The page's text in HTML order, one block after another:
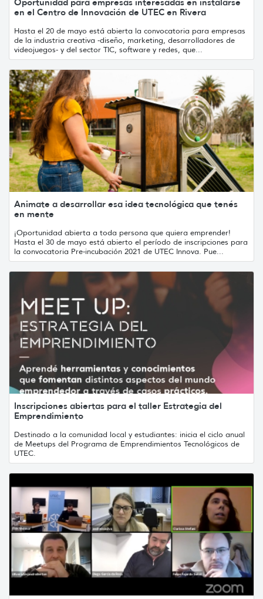
en el Centro de Innovación de UTEC en Rivera
Hasta el 20 de mayo está abierta la convocatoria para empresas
de la industria creativa -diseño, marketing, desarrolladores de
videojuegos- y del sector TIC, software y redes, que...
Animate a desarrollar esa idea tecnológica que tenés
en mente
¡Oportunidad abierta a toda persona que quiera emprender!
Hasta el 30 de mayo está abierto el período de inscripciones para
la convocatoria Pre-incubación 2021 de UTEC Innova. Pue...
Inscripciones abiertas para el taller Estrategia del
Emprendimiento
Destinado a la comunidad local y estudiantes: inicia el ciclo anual
de Meetups del Programa de Emprendimientos Tecnológicos de
UTEC.